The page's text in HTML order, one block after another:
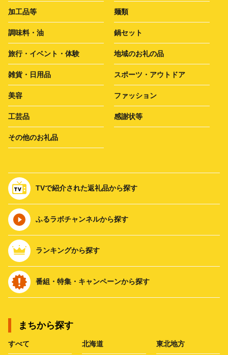
加工品等 麺類
調味料・油 鍋セット
旅行・イベント・体験 地域のお礼の品
雑貨・日用品 スポーツ・アウトドア
美容 ファッション
工芸品 感謝状等
その他のお礼品
TVで紹介された返礼品から探す
ふるラボチャンネルから探す
ランキングから探す
番組・特集・キャンペーンから探す
まちから探す
すべて 北海道 東北地方